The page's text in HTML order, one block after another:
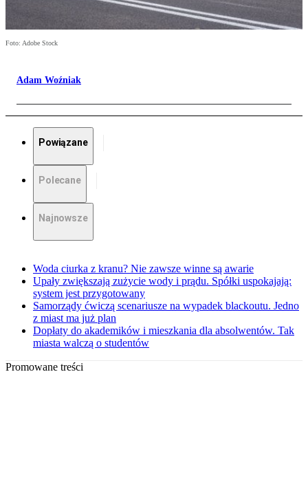
Foto: Adobe Stock
Adam Woźniak
Powiązane
Polecane
Najnowsze
Woda ciurka z kranu? Nie zawsze winne są awarie
Upały zwiększają zużycie wody i prądu. Spółki uspokajają:
system jest przygotowany
Samorządy ćwiczą scenariusze na wypadek blackoutu. Jedno
z miast ma już plan
Dopłaty do akademików i mieszkania dla absolwentów. Tak
miasta walczą o studentów
Promowane treści